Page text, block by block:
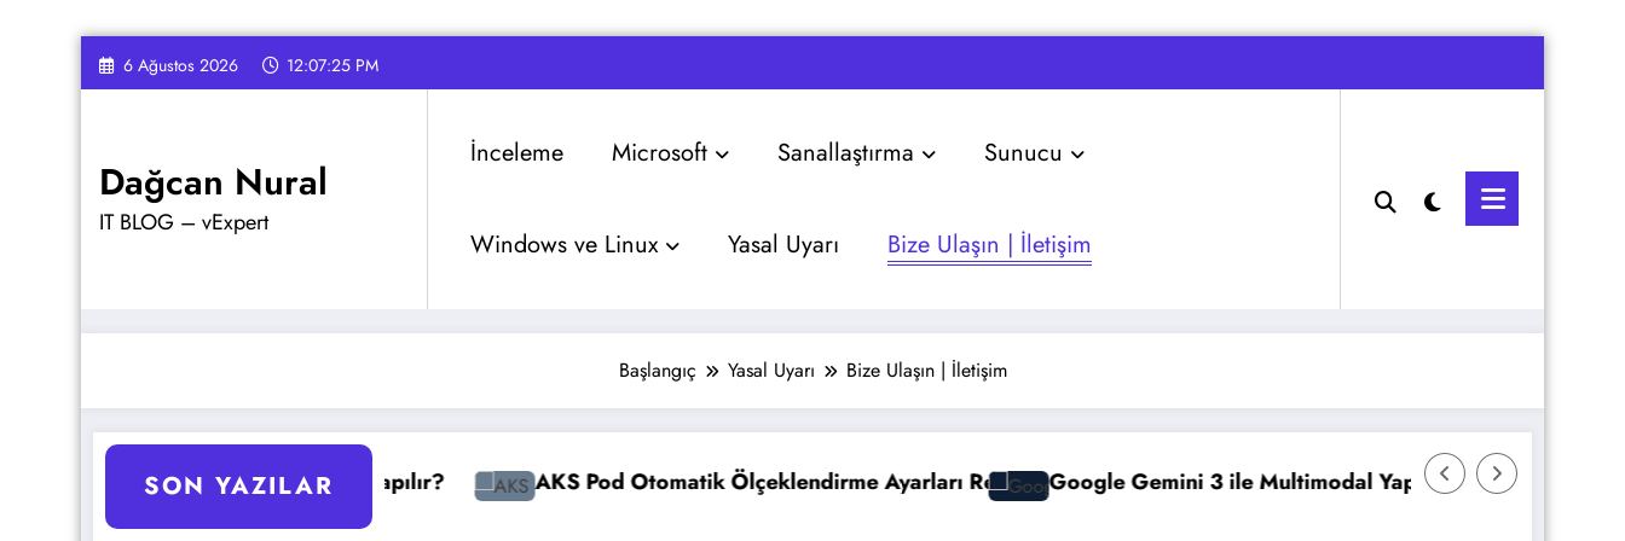
İçeriğe
atla
6 Ağustos 2026 12:07:25 PM
Dağcan Nural
IT BLOG – vExpert
İnceleme Microsoft Sanallaştırma Sunucu
Windows ve Linux Yasal Uyarı Bize Ulaşın | İletişim
Başlangıç Yasal Uyarı Bize Ulaşın | İletişim
SON YAZILAR
GPO Yedekleme Nasıl Yapılır? AKS Pod Otomatik Ölçeklendirme Ayarları RehberiGoogle Gemini 3 ile Multimodal Yapay Zeka Veeam